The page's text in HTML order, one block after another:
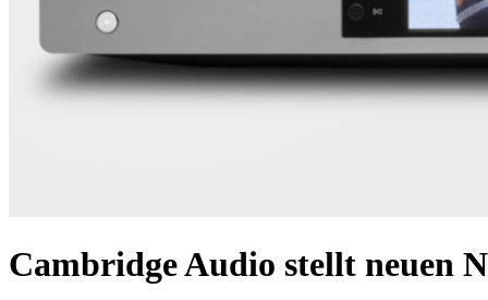
Cambridge Audio stellt neuen